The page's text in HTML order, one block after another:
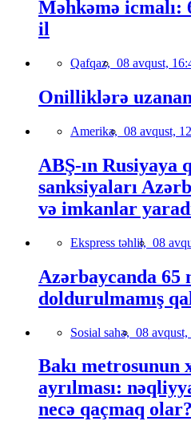
Məhkəmə icmalı:
il
Qafqaz, 08 avqust,
Onilliklərə
Amerika, 08 avqust,
ABŞ-ın Rusiyaya
sanksiyaları
və imkanlar
Ekspress təhlil, 08
Azərbaycanda 65
doldurulmamış
Sosial sahə, 08 avqust,
Bakı metrosunun
ayrılması:
necə qaçmaq olar?